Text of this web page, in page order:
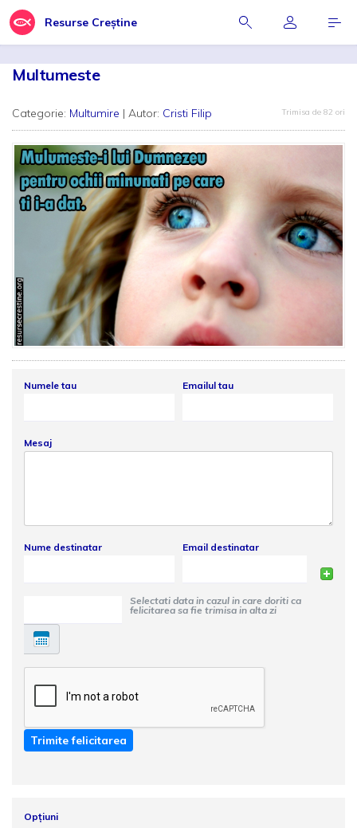
Resurse Creștine
Multumeste
Categorie: Multumire | Autor: Cristi Filip Trimisa de 82 ori
Numele tau Emailul tau
Mesaj
Nume destinatar Email destinatar
Selectati data in cazul in care doriti ca
felicitarea sa fie trimisa in alta zi
Trimite felicitarea
Opțiuni